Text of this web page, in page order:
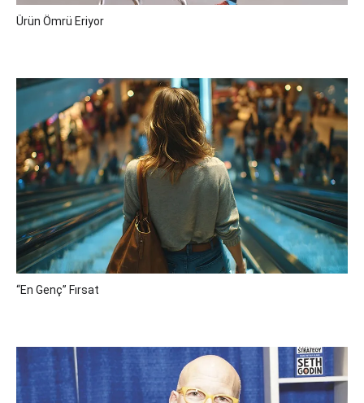
Ürün Ömrü Eriyor
“En Genç” Fırsat